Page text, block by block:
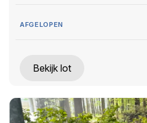
AFGELOPEN
Bekijk lot